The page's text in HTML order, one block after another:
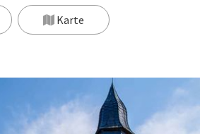
Karte